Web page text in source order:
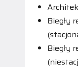
Biegły
Biegły